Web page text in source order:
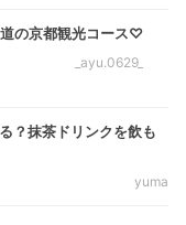
道の京都観光コース♡
_ayu.0629_
？抹茶ドリンクを飲も
yuma